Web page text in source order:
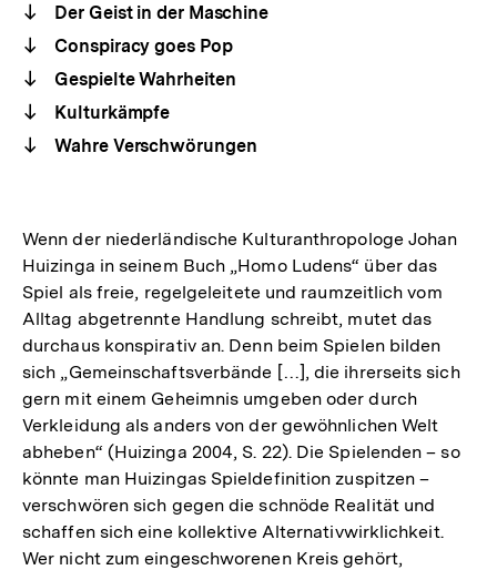
Der Geist in der Maschine
Conspiracy goes Pop
Gespielte Wahrheiten
Kulturkämpfe
Wahre Verschwörungen
Wenn der niederländische Kulturanthropologe Johan
Huizinga in seinem Buch „Homo Ludens“ über das
Spiel als freie, regelgeleitete und raumzeitlich vom
Alltag abgetrennte Handlung schreibt, mutet das
durchaus konspirativ an. Denn beim Spielen bilden
sich „Gemeinschaftsverbände […], die ihrerseits sich
gern mit einem Geheimnis umgeben oder durch
Verkleidung als anders von der gewöhnlichen Welt
abheben“ (Huizinga 2004, S. 22). Die Spielenden – so
könnte man Huizingas Spieldefinition zuspitzen –
verschwören sich gegen die schnöde Realität und
schaffen sich eine kollektive Alternativwirklichkeit.
Wer nicht zum eingeschworenen Kreis gehört,